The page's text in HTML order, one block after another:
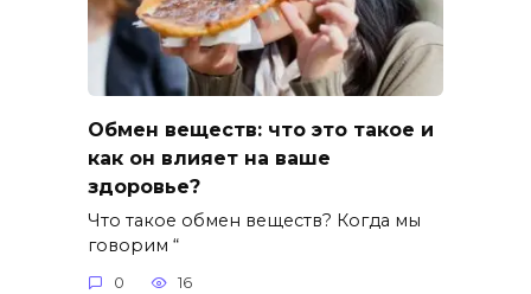
Обмен веществ: что это такое и
как он влияет на ваше
здоровье?
Что такое обмен веществ? Когда мы
говорим “
0 16